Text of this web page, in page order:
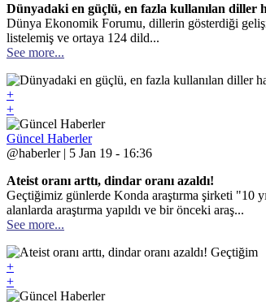
Dünyadaki en güçlü, en fazla kullanılan diller
Dünya Ekonomik Forumu, dillerin gösterdiği
listelemiş ve ortaya 124 dild...
See more...
+
+
Güncel Haberler
@haberler | 5 Jan 19 - 16:36
Ateist oranı arttı, dindar oranı azaldı!
Geçtiğimiz günlerde Konda araştırma şirketi "10
alanlarda araştırma yapıldı ve bir önceki araş...
See more...
+
+